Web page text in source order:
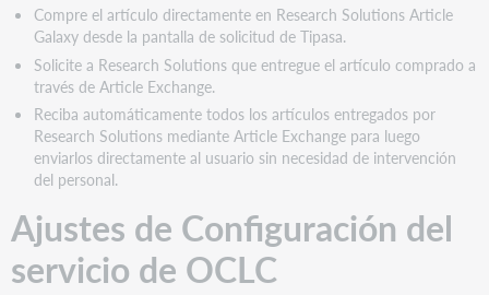
pedido
Material
entregado
desde
Research
Solutions
a
Article
Compre el artículo directamente en Research Solutions Article
Galaxy desde la pantalla de solicitud de Tipasa.
Solicite a Research Solutions que entregue el artículo comprado a
través de Article Exchange.
Reciba automáticamente todos los artículos entregados por
Research Solutions mediante Article Exchange para luego
enviarlos directamente al usuario sin necesidad de intervención
del personal.
Ajustes de Configuración del
servicio de OCLC